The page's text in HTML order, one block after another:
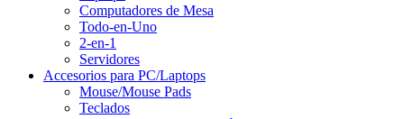
Computadores de Mesa
Todo-en-Uno
2-en-1
Servidores
Accesorios para PC/Laptops
Mouse/Mouse Pads
Teclados